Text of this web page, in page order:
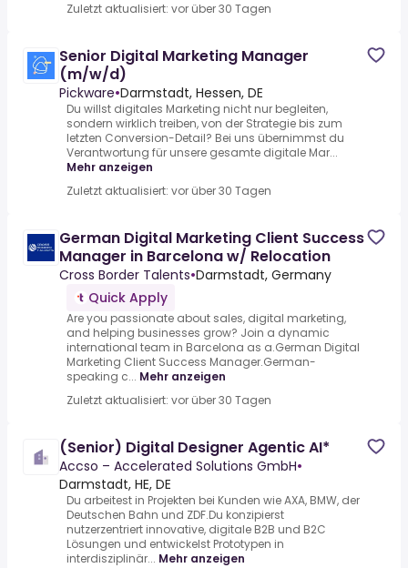
Zuletzt aktualisiert: vor über 30 Tagen
Senior Digital Marketing Manager
(m/w/d)
Pickware•Darmstadt, Hessen, DE
Du willst digitales Marketing nicht nur begleiten,
sondern wirklich treiben, von der Strategie bis zum
letzten Conversion-Detail? Bei uns übernimmst du
Verantwortung für unsere gesamte digitale Mar...
Mehr anzeigen
Zuletzt aktualisiert: vor über 30 Tagen
German Digital Marketing Client Success
Manager in Barcelona w/ Relocation
Cross Border Talents•Darmstadt, Germany
Quick Apply
Are you passionate about sales, digital marketing,
and helping businesses grow? Join a dynamic
international team in Barcelona as a.German Digital
Marketing Client Success Manager.German-
speaking c... Mehr anzeigen
Zuletzt aktualisiert: vor über 30 Tagen
(Senior) Digital Designer Agentic AI*
Accso – Accelerated Solutions GmbH•
Darmstadt, HE, DE
Du arbeitest in Projekten bei Kunden wie AXA, BMW, der
Deutschen Bahn und ZDF.Du konzipierst
nutzerzentriert innovative, digitale B2B und B2C
Lösungen und entwickelst Prototypen in
interdisziplinär... Mehr anzeigen